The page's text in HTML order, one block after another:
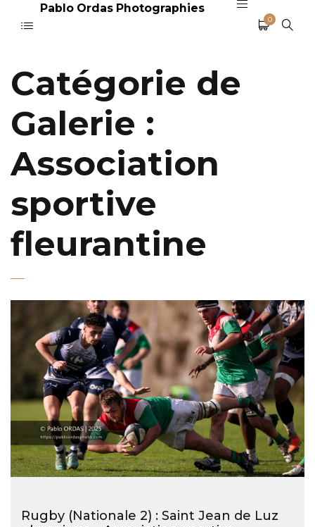
Pablo Ordas Photographies
0
Catégorie de
Galerie :
Association
sportive
fleurantine
Rugby (Nationale 2) : Saint Jean de Luz